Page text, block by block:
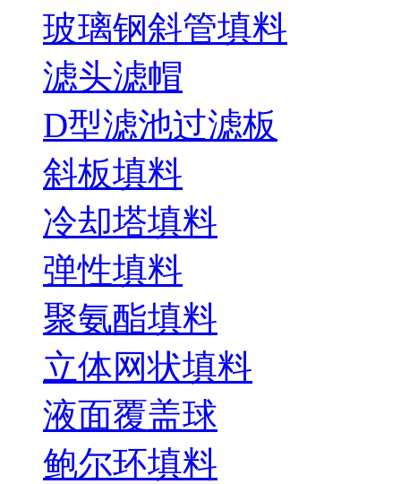
玻璃钢斜管填料
滤头滤帽
D型滤池过滤板
斜板填料
冷却塔填料
弹性填料
聚氨酯填料
立体网状填料
液面覆盖球
鲍尔环填料